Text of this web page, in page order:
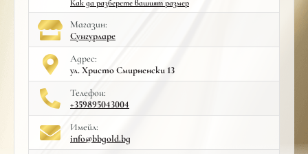
Как да разберете вашият размер
Mагазин:
Сунгурларе
Адрес:
ул. Христо Смирненски 13
Телефон:
+359895043004
Имейл:
info@bbgold.bg